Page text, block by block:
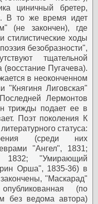
циничный бретер,
В то же время идет
(не закончен), где
стилистические ходы
безобразности",
тщательной
(восстание Пугачева).
в неоконченном
"Княгиня Лиговская"
Лермонтов
трижды подает ее в
Поэт поколения
К
статуса:
(среди них
"Ангел", 1831;
1832; "Умирающий
Орша", 1835-36) в
"Маскарад"
(по
без ведома автора)